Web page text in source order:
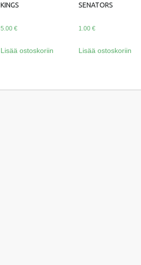
KINGS
5.00 €
Lisää ostoskoriin
SENATORS
1.00€
Lisää ostoskoriin